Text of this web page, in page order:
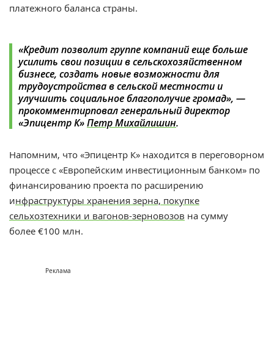
платежного баланса страны.
«Кредит позволит группе компаний еще больше
усилить свои позиции в сельскохозяйственном
бизнесе, создать новые возможности для
трудоустройства в сельской местности и
улучшить социальное благополучие громад», —
прокомментирповал генеральный директор
«Эпицентр К»Петр Михайлишин.
Напомним, что «Эпицентр К» находится в переговорном
процессе с «Европейским инвестиционным банком» по
финансированию проекта по расширению
инфраструктуры хранения зерна, покупке
сельхозтехники и вагонов-зерновозов на сумму
более €100 млн.
Реклама